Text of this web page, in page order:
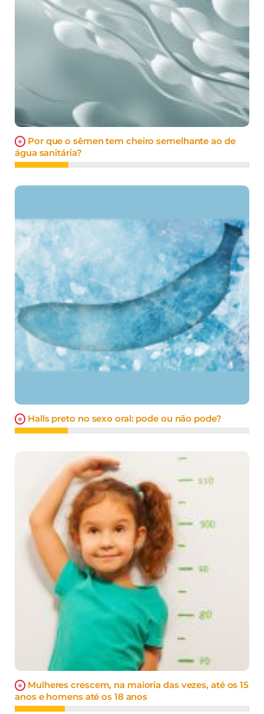
Por que o sêmen tem cheiro semelhante ao de
água sanitária?
Halls preto no sexo oral: pode ou não pode?
Mulheres crescem, na maioria das vezes, até os 15
anos e homens até os 18 anos